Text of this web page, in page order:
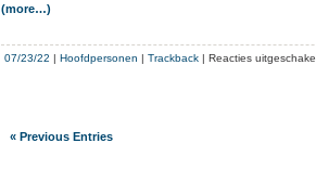
(more…)
07/23/22 Hoofdpersonen Trackback Reacties
« Previous Entries